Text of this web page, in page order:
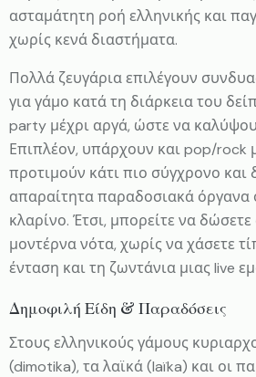
ασταμάτητη ροή ελληνικής και
χωρίς κενά διαστήματα.
Πολλά ζευγάρια επιλέγουν
για γάμο κατά τη διάρκεια του
party μέχρι αργά, ώστε να
Επιπλέον, υπάρχουν και pop/rock
προτιμούν κάτι πιο σύγχρονο και
απαραίτητα παραδοσιακά όργανα
κλαρίνο. Έτσι, μπορείτε να
μοντέρνα νότα, χωρίς να χάσετε
ένταση και τη ζωντάνια μιας live
Δημοφιλή Είδη & Παραδόσεις
Στους ελληνικούς γάμους
(dimotika), τα λαϊκά (laïka) και οι